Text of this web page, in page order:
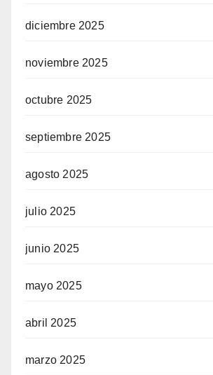
diciembre 2025
noviembre 2025
octubre 2025
septiembre 2025
agosto 2025
julio 2025
junio 2025
mayo 2025
abril 2025
marzo 2025